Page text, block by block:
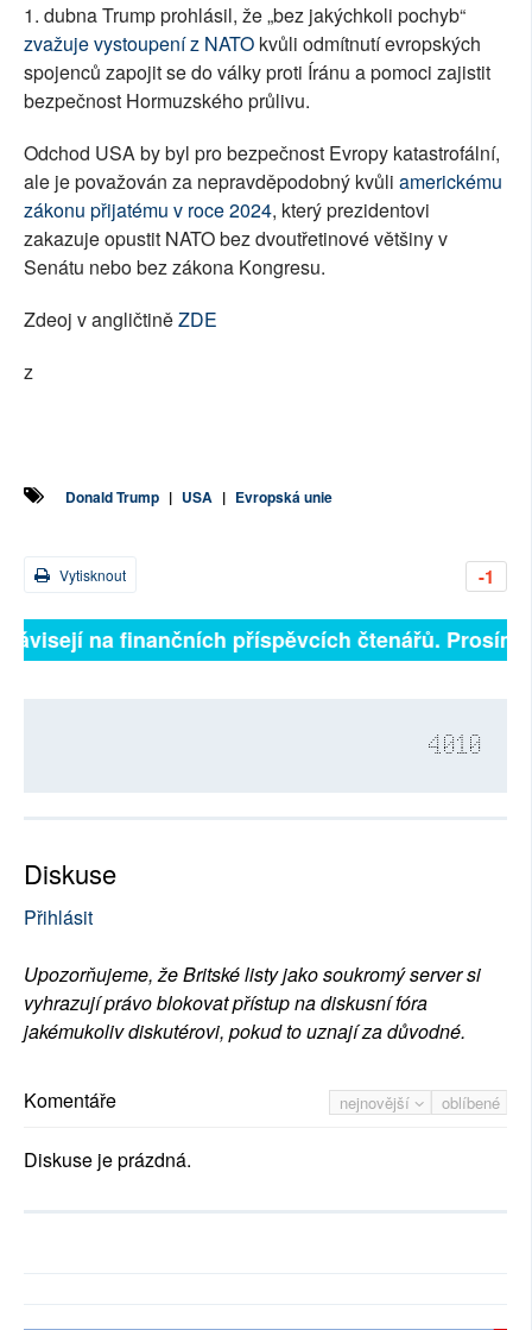
1. dubna Trump prohlásil, že „bez jakýchkoli pochyb“
zvažuje vystoupení z NATO kvůli odmítnutí evropských
spojenců zapojit se do války proti Íránu a pomoci zajistit
bezpečnost Hormuzského průlivu.
Odchod USA by byl pro bezpečnost Evropy katastrofální,
ale je považován za nepravděpodobný kvůli americkému
zákonu přijatému v roce 2024, který prezidentovi
zakazuje opustit NATO bez dvoutřetinové většiny v
Senátu nebo bez zákona Kongresu.
Zdeoj v angličtiněZDE
z
Donald Trump | USA | Evropská unie
-1
Vytisknout
na finančních příspěvcích čtenářů. Prosíme,
4010
Diskuse
Přihlásit
Upozorňujeme, že Britské listy jako soukromý server si
vyhrazují právo blokovat přístup na diskusní fóra
jakémukoliv diskutérovi, pokud to uznají za důvodné.
nejnovější oblíbené
Komentáře
Diskuse je prázdná.